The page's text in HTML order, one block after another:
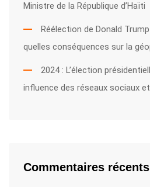
Ministre de la République d’Haïti
Réélection de Donald
quelles conséquences sur la
2024 : L’élection
influence des réseaux sociaux
Commentaires récents